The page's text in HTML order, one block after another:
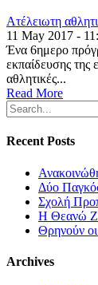
Ατέλειωτη
11 May 2017 -
Ένα 6ημερο
εκπαίδευσης της
αθλητικές...
Read More
Recent Posts
Δύο
Σχολή
Η Θεανώ
Θρηνούν
Archives